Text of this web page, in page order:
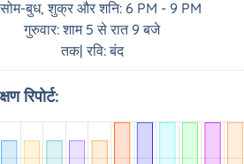
सोम-बुध, शुक्र और शनि: 6 PM - 9 PM
गुरुवार: शाम 5 से रात 9 बजे
तक| रवि: बंद
रिपोर्ट: